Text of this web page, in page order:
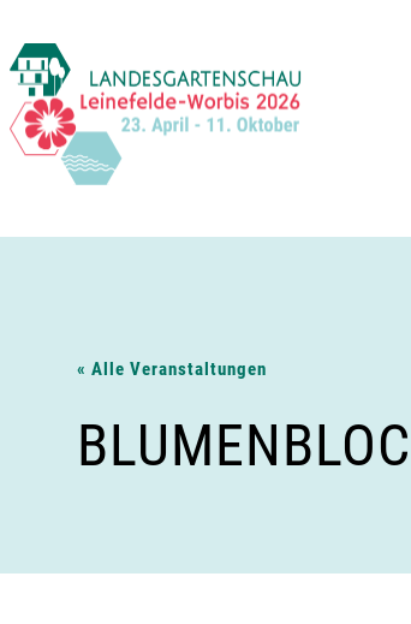
Inhalt
springen
« Alle Veranstaltungen